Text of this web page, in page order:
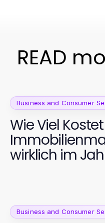
READ
Business and Consumer
Wie Viel
wirklich im
Business and Consumer